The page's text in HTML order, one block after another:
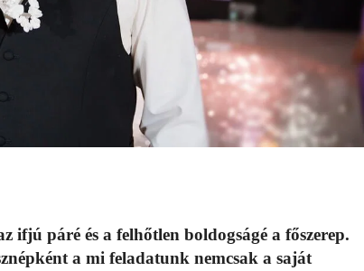
ifjú páré és a felhőtlen boldogságé a főszerep.
a mi feladatunk nemcsak a saját